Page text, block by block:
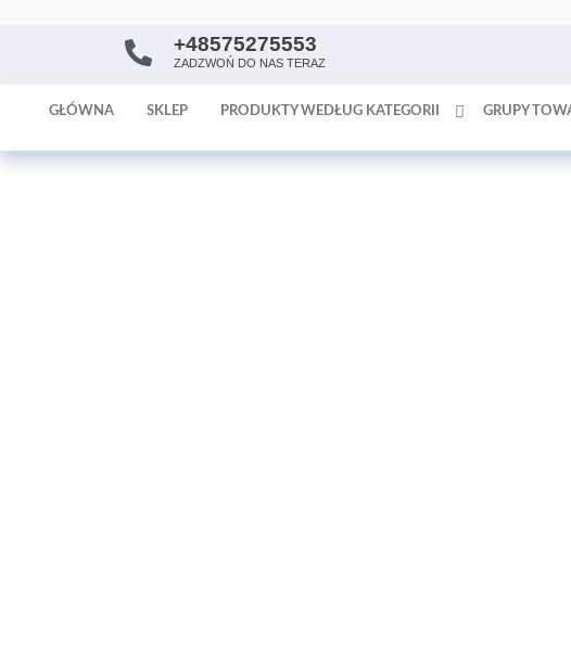
AntykArt
poświęcona
sprzedaży
tapet
+48575275553
ZADZWOŃ DO NAS TERAZ
GŁÓWNA SKLEP PRODUKTY WEDŁUG KATEGORII GRUPY